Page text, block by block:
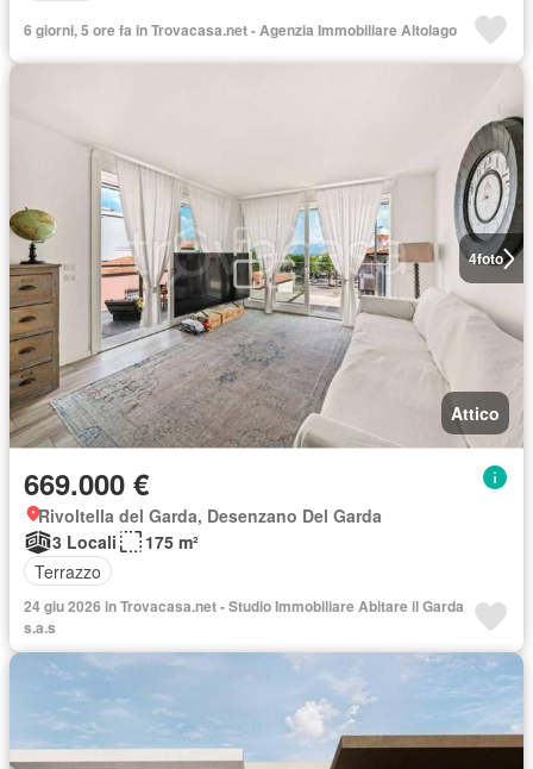
6 giorni, 5 ore fa in Trovacasa.net - Agenzia Immobiliare Altolago
4foto
Attico
669.000 €
Rivoltella del Garda, Desenzano Del Garda
3 Locali
175 m²
Terrazzo
24 giu 2026 in Trovacasa.net - Studio Immobiliare Abitare il Garda
s.a.s